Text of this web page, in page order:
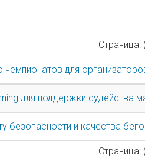
Страница:
для
для поддержки судейства
безопасности и качества
Страница: